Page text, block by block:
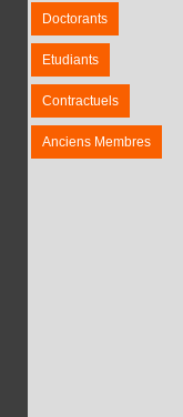
Doctorants
Etudiants
Contractuels
Anciens Membres